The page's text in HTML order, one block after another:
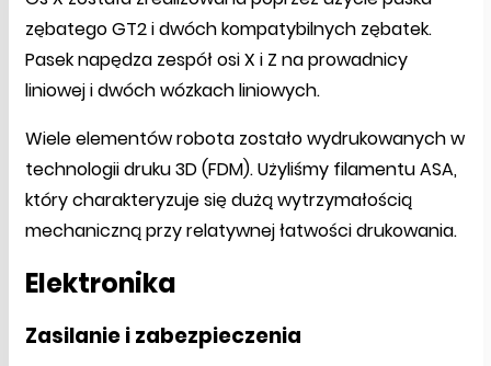
zębatego GT2 i dwóch kompatybilnych zębatek.
Pasek napędza zespół osi X i Z na prowadnicy
liniowej i dwóch wózkach liniowych.
Wiele elementów robota zostało wydrukowanych w
technologii druku 3D (FDM). Użyliśmy filamentu ASA,
który charakteryzuje się dużą wytrzymałością
mechaniczną przy relatywnej łatwości drukowania.
Elektronika
Zasilanie i zabezpieczenia